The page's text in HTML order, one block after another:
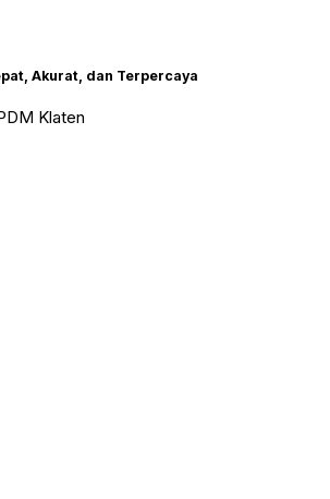
Akurat, dan Terpercaya
Klaten